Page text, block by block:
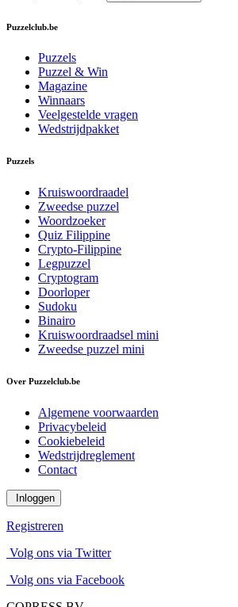
Puzzelclub.be
Puzzels
Puzzel & Win
Magazine
Winnaars
Veelgestelde vragen
Wedstrijdpakket
Puzzels
Kruiswoordraadel
Zweedse puzzel
Woordzoeker
Quiz Filippine
Crypto-Filippine
Legpuzzel
Cryptogram
Doorloper
Sudoku
Binairo
Kruiswoordraadsel mini
Zweedse puzzel mini
Over Puzzelclub.be
Algemene voorwaarden
Privacybeleid
Cookiebeleid
Wedstrijdreglement
Contact
Inloggen
Registreren
Volg ons via Twitter
Volg ons via Facebook